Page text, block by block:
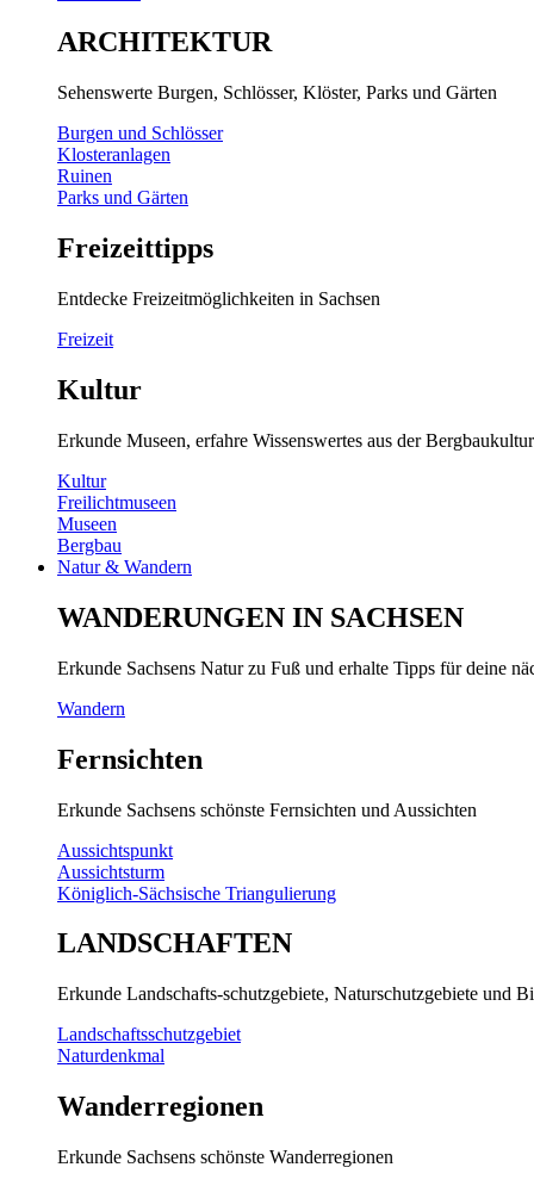
ARCHITEKTUR
Sehenswerte Burgen, Schlösser, Klöster, Parks und Gärten
Burgen und Schlösser
Klosteranlagen
Ruinen
Parks und Gärten
Freizeittipps
Entdecke Freizeitmöglichkeiten in Sachsen
Freizeit
Kultur
Erkunde Museen, erfahre Wissenswertes aus der
Kultur
Freilichtmuseen
Museen
Bergbau
Natur & Wandern
WANDERUNGEN IN SACHSEN
Erkunde Sachsens Natur zu Fuß und erhalte Tipps für deine
Wandern
Fernsichten
Erkunde Sachsens schönste Fernsichten und Aussichten
Aussichtspunkt
Aussichtsturm
Königlich-Sächsische Triangulierung
LANDSCHAFTEN
Erkunde Landschafts-schutzgebiete, Naturschutzgebiete und
Landschaftsschutzgebiet
Naturdenkmal
Wanderregionen
Erkunde Sachsens schönste Wanderregionen